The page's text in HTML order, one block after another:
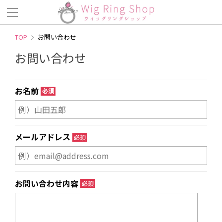
TOP お問い合わせ
お問い合わせ
お名前 必須
メールアドレス 必須
お問い合わせ内容 必須